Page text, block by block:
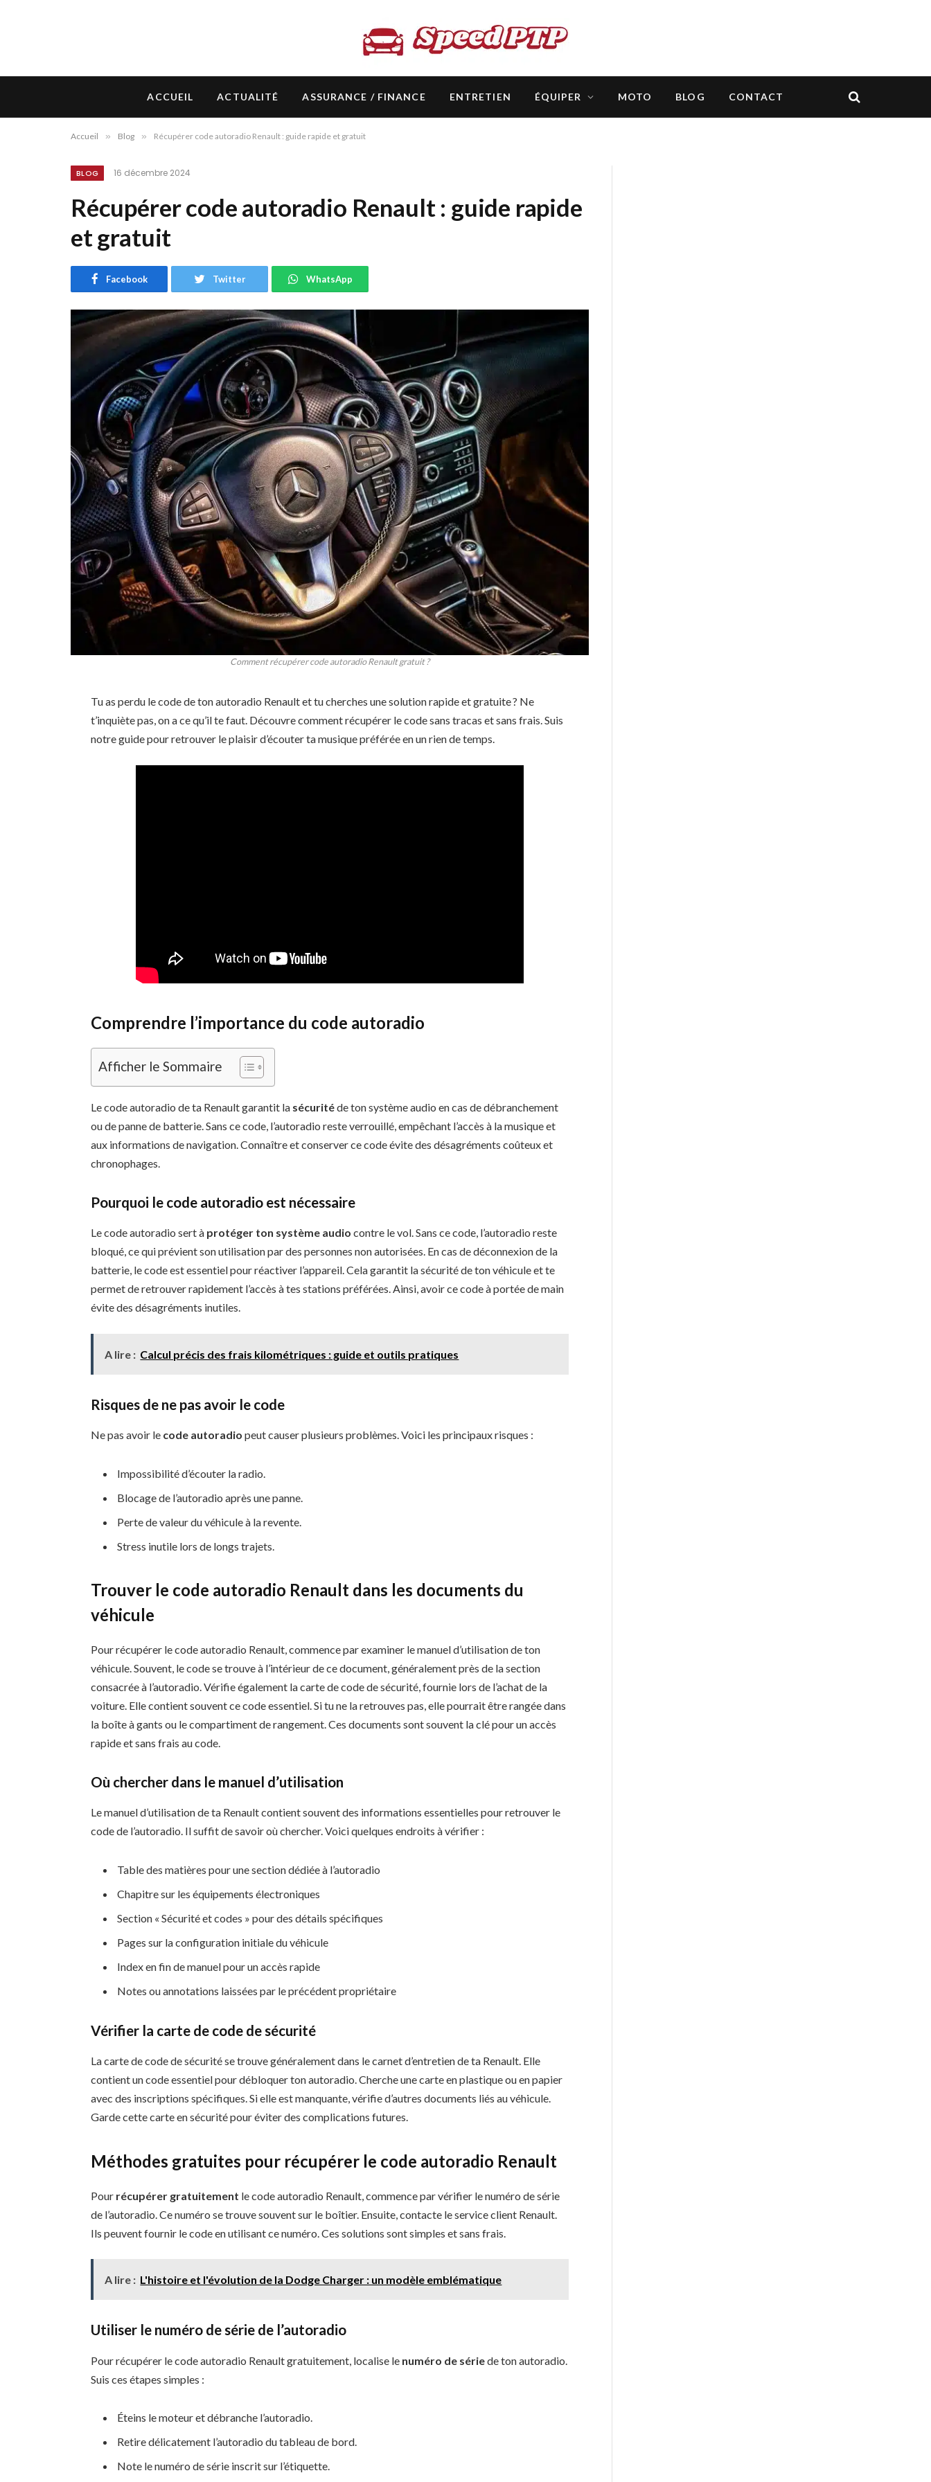
ACCUEIL ACTUALITÉ ASSURANCE / FINANCE ENTRETIEN ÉQUIPER MOTO BLOG CONTACT
Accueil » Blog » Récupérer code autoradio Renault : guide rapide et gratuit
BLOG 16 décembre 2024
Récupérer code autoradio Renault : guide rapide
et gratuit
Facebook Twitter WhatsApp
Comment récupérer code autoradio Renault gratuit ?
Tu as perdu le code de ton autoradio Renault et tu cherches une solution rapide et gratuite ? Ne
t’inquiète pas, on a ce qu’il te faut. Découvre comment récupérer le code sans tracas et sans frais. Suis
notre guide pour retrouver le plaisir d’écouter ta musique préférée en un rien de temps.
Comprendre l’importance du code autoradio
Afficher le Sommaire
Le code autoradio de ta Renault garantit la sécuritéde ton système audio en cas de débranchement
ou de panne de batterie. Sans ce code, l’autoradio reste verrouillé, empêchant l’accès à la musique et
aux informations de navigation. Connaître et conserver ce code évite des désagréments coûteux et
chronophages.
Pourquoi le code autoradio est nécessaire
Le code autoradio sert à protéger ton système audio contre le vol. Sans ce code, l’autoradio reste
bloqué, ce qui prévient son utilisation par des personnes non autorisées. En cas de déconnexion de la
batterie, le code est essentiel pour réactiver l’appareil. Cela garantit la sécurité de ton véhicule et te
permet de retrouver rapidement l’accès à tes stations préférées. Ainsi, avoir ce code à portée de main
évite des désagréments inutiles.
A lire : Calcul précis des frais kilométriques : guide et outils pratiques
Risques de ne pas avoir le code
Ne pas avoir le code autoradio peut causer plusieurs problèmes. Voici les principaux risques :
Impossibilité d’écouter la radio.
Blocage de l’autoradio après une panne.
Perte de valeur du véhicule à la revente.
Stress inutile lors de longs trajets.
Trouver le code autoradio Renault dans les documents du
véhicule
Pour récupérer le code autoradio Renault, commence par examiner le manuel d’utilisation de ton
véhicule. Souvent, le code se trouve à l’intérieur de ce document, généralement près de la section
consacrée à l’autoradio. Vérifie également la carte de code de sécurité, fournie lors de l’achat de la
voiture. Elle contient souvent ce code essentiel. Si tu ne la retrouves pas, elle pourrait être rangée dans
la boîte à gants ou le compartiment de rangement. Ces documents sont souvent la clé pour un accès
rapide et sans frais au code.
Où chercher dans le manuel d’utilisation
Le manuel d’utilisation de ta Renault contient souvent des informations essentielles pour retrouver le
code de l’autoradio. Il suffit de savoir où chercher. Voici quelques endroits à vérifier :
Table des matières pour une section dédiée à l’autoradio
Chapitre sur les équipements électroniques
Section « Sécurité et codes » pour des détails spécifiques
Pages sur la configuration initiale du véhicule
Index en fin de manuel pour un accès rapide
Notes ou annotations laissées par le précédent propriétaire
Vérifier la carte de code de sécurité
La carte de code de sécurité se trouve généralement dans le carnet d’entretien de ta Renault. Elle
contient un code essentiel pour débloquer ton autoradio. Cherche une carte en plastique ou en papier
avec des inscriptions spécifiques. Si elle est manquante, vérifie d’autres documents liés au véhicule.
Garde cette carte en sécurité pour éviter des complications futures.
Méthodes gratuites pour récupérer le code autoradio Renault
Pour récupérer gratuitement le code autoradio Renault, commence par vérifier le numéro de série
de l’autoradio. Ce numéro se trouve souvent sur le boîtier. Ensuite, contacte le service client Renault.
Ils peuvent fournir le code en utilisant ce numéro. Ces solutions sont simples et sans frais.
A lire : L'histoire et l'évolution de la Dodge Charger : un modèle emblématique
Utiliser le numéro de série de l’autoradio
Pour récupérer le code autoradio Renault gratuitement, localise le numéro de sériede ton autoradio.
Suis ces étapes simples :
Éteins le moteur et débranche l’autoradio.
Retire délicatement l’autoradio du tableau de bord.
Note le numéro de série inscrit sur l’étiquette.